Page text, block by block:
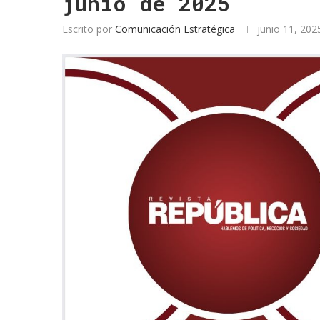
Escrito por Comunicación Estratégica junio 11,